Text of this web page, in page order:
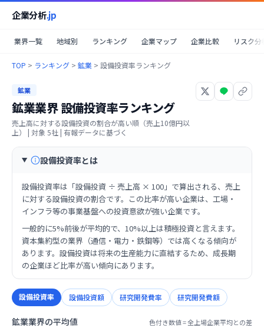
企業分析.jp
業界一覧 地域別 ランキング 企業マップ 企業比較 リスク分
TOP > ランキング > 鉱業 > 設備投資率ランキング
鉱業
鉱業業界設備投資率ランキング
売上高に対する設備投資の割合が高い順（売上10億円以
上）
| 対象 5社 | 有報データに基づく
設備投資率とは
設備投資率は「設備投資 ÷ 売上高 × 100」で算出される、売上
に対する設備投資の割合です。この比率が高い企業は、工場・
インフラ等の事業基盤への投資意欲が強い企業です。
一般的に5%前後が平均的で、10%以上は積極投資と言えます。
資本集約型の業界（通信・電力・鉄鋼等）では高くなる傾向が
あります。設備投資は将来の生産能力に直結するため、成長期
の企業ほど比率が高い傾向にあります。
設備投資率 設備投資額 研究開発費率 研究開発費額
鉱業業界の平均値 色付き数値 = 全上場企業平均との差